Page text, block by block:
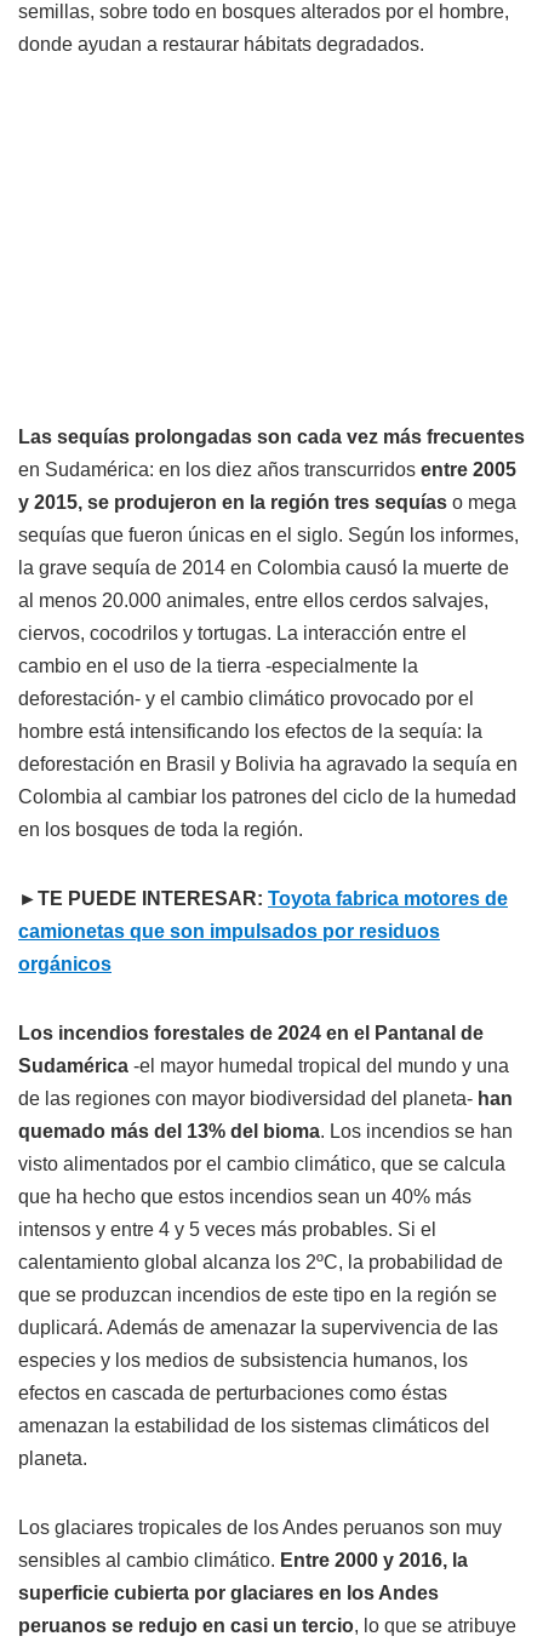
semillas, sobre todo en bosques alterados por el hombre,
donde ayudan a restaurar hábitats degradados.
Las sequías prolongadas son cada vez más frecuentes
en Sudamérica: en los diez años transcurridos entre 2005
y 2015, se produjeron en la región tres sequías o mega
sequías que fueron únicas en el siglo. Según los informes,
la grave sequía de 2014 en Colombia causó la muerte de
al menos 20.000 animales, entre ellos cerdos salvajes,
ciervos, cocodrilos y tortugas. La interacción entre el
cambio en el uso de la tierra -especialmente la
deforestación- y el cambio climático provocado por el
hombre está intensificando los efectos de la sequía: la
deforestación en Brasil y Bolivia ha agravado la sequía en
Colombia al cambiar los patrones del ciclo de la humedad
en los bosques de toda la región.
►TE PUEDE INTERESAR: Toyota fabrica motores de
camionetas que son impulsados por residuos
orgánicos
Los incendios forestales de 2024 en el Pantanal de
Sudamérica -el mayor humedal tropical del mundo y una
de las regiones con mayor biodiversidad del planeta- han
quemado más del 13% del bioma. Los incendios se han
visto alimentados por el cambio climático, que se calcula
que ha hecho que estos incendios sean un 40% más
intensos y entre 4 y 5 veces más probables. Si el
calentamiento global alcanza los 2ºC, la probabilidad de
que se produzcan incendios de este tipo en la región se
duplicará. Además de amenazar la supervivencia de las
especies y los medios de subsistencia humanos, los
efectos en cascada de perturbaciones como éstas
amenazan la estabilidad de los sistemas climáticos del
planeta.
Los glaciares tropicales de los Andes peruanos son muy
sensibles al cambio climático. Entre 2000 y 2016, la
superficie cubierta por glaciares en los Andes
peruanos se redujo en casi un tercio, lo que se atribuye